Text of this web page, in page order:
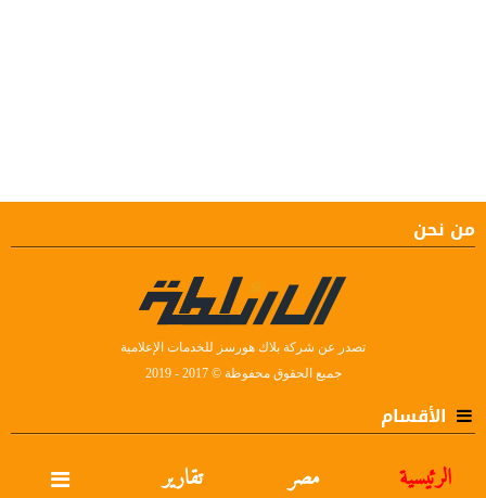
من نحن
تصدر عن شركة بلاك هورسز للخدمات الإعلامية
جميع الحقوق محفوظة © 2017 - 2019
الأقسام
الرئيسية مصر تقارير